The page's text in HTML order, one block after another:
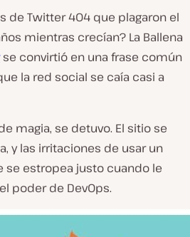
de Twitter 404 que plagaron el
mientras crecían? La Ballena
se convirtió en una frase común
la red social se caía casi a
magia, se detuvo. El sitio se
, y las irritaciones de usar un
estropea justo cuando le
poder de DevOps.